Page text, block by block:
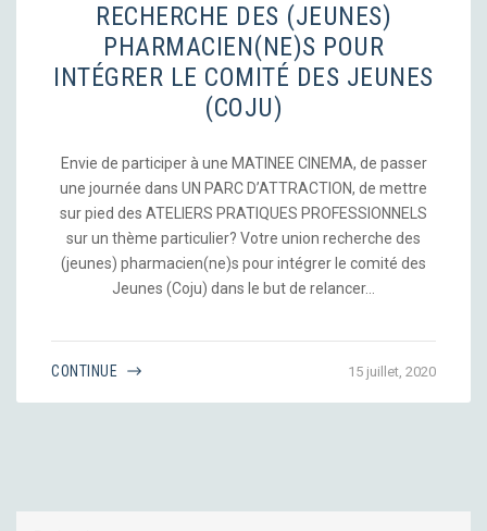
RECHERCHE DES (JEUNES)
PHARMACIEN(NE)S POUR
INTÉGRER LE COMITÉ DES JEUNES
(COJU)
Envie de participer à une MATINEE CINEMA, de passer
une journée dans UN PARC D’ATTRACTION, de mettre
sur pied des ATELIERS PRATIQUES PROFESSIONNELS
sur un thème particulier? Votre union recherche des
(jeunes) pharmacien(ne)s pour intégrer le comité des
Jeunes (Coju) dans le but de relancer…
CONTINUE 15 juillet, 2020